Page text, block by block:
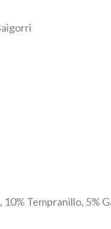
10% Tempranillo, 5%